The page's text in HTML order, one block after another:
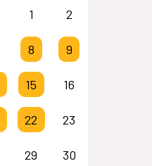
1 2
8 9
15 16
22 23
29 30